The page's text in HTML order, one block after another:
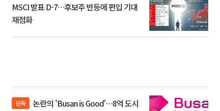
MSCI 발표 D-7…후보주 반등에 편입 기대
재점화
단독